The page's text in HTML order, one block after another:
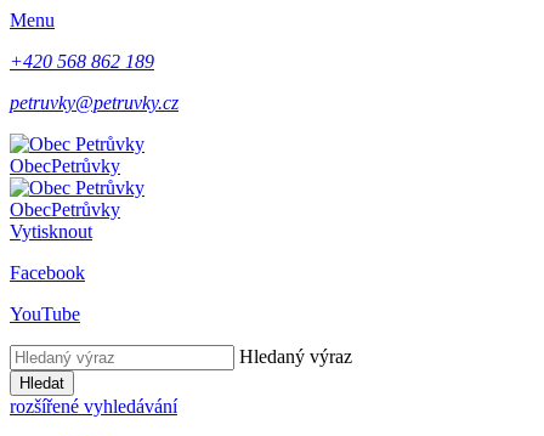
Menu
+420 568 862 189
petruvky@petruvky.cz
ObecPetrůvky
ObecPetrůvky
Vytisknout
Facebook
YouTube
Hledaný výraz
Hledat
rozšířené vyhledávání